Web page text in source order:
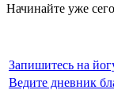
Начинайте уже
Запишитесь на
Ведите дневник